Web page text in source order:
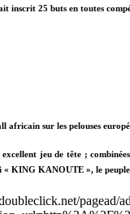
inscrit 25 buts en toutes
sur les pelouses
jeu de tête ;
« KING KANOUTE », le
pagead/